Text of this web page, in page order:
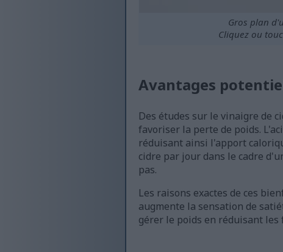
Gros plan
Cliquez ou
Avantages
Des études sur le vinaigre de
favoriser la perte de poids.
réduisant ainsi l'apport
cidre par jour dans le cadre
pas.
Les raisons exactes de ces
augmente la sensation de
gérer le poids en réduisant les